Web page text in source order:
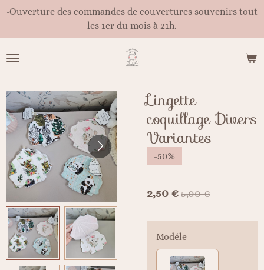
Passer
contenu
principal
-Ouverture des commandes de couvertures souvenirs tout
les 1er du mois à 21h.
Lingette
coquillage Divers
Variantes
-50%
2,50 € 5,00 €
Modéle